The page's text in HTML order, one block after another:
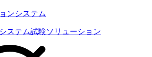
ンシステム
ステム試験ソリューション